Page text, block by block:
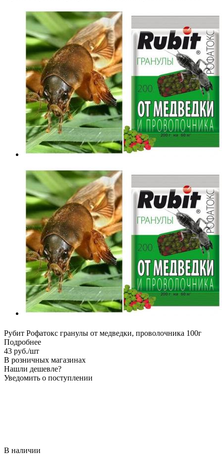
Рубит Рофатокс гранулы от медведки, проволочника 100г
Подробнее
43 руб./шт
В розничных магазинах
Нашли дешевле?
Уведомить о поступлении
В наличии